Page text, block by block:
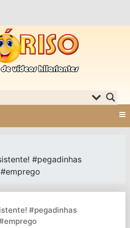
#pegadinhas
#pegadinhas